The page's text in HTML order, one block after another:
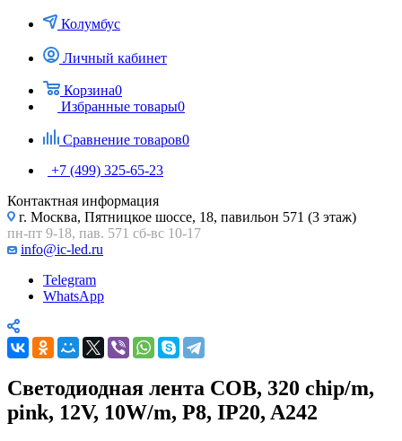
Колумбус
Личный кабинет
Корзина0
Избранные товары0
Сравнение товаров0
+7 (499) 325-65-23
Контактная информация
г. Москва, Пятницкое шоссе, 18, павильон 571 (3 этаж)
пн-пт 9-18, пав. 571 сб-вс 10-17
info@ic-led.ru
Telegram
WhatsApp
Светодиодная лента COB, 320 chip/m,
pink, 12V, 10W/m, P8, IP20, A242